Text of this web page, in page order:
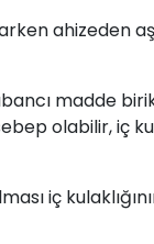
ahizeden
madde
olabilir, iç
iç